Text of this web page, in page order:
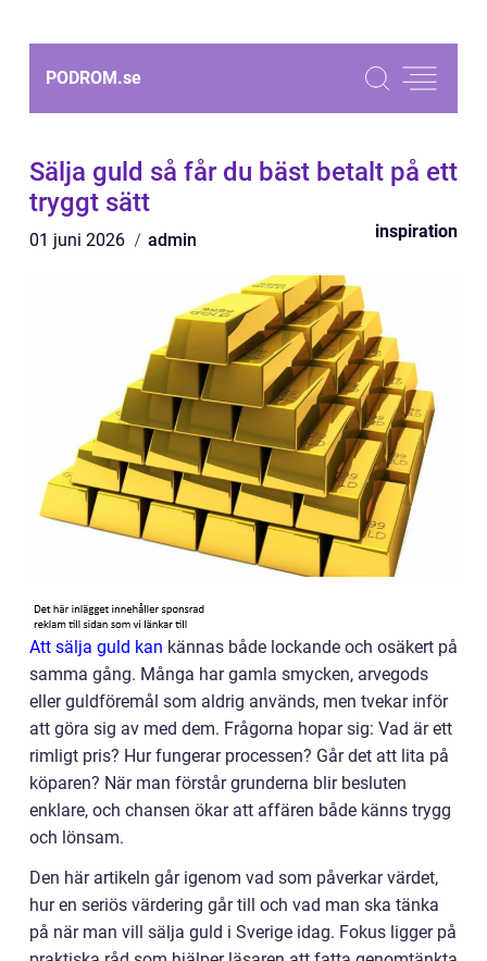
PODROM.se
Sälja guld så får du bäst betalt på ett
tryggt sätt
01 juni 2026 admin inspiration
Att sälja guld kan kännas både lockande och osäkert på
samma gång. Många har gamla smycken, arvegods
eller guldföremål som aldrig används, men tvekar inför
att göra sig av med dem. Frågorna hopar sig: Vad är ett
rimligt pris? Hur fungerar processen? Går det att lita på
köparen? När man förstår grunderna blir besluten
enklare, och chansen ökar att affären både känns trygg
och lönsam.
Den här artikeln går igenom vad som påverkar värdet,
hur en seriös värdering går till och vad man ska tänka
på när man vill sälja guld i Sverige idag. Fokus ligger på